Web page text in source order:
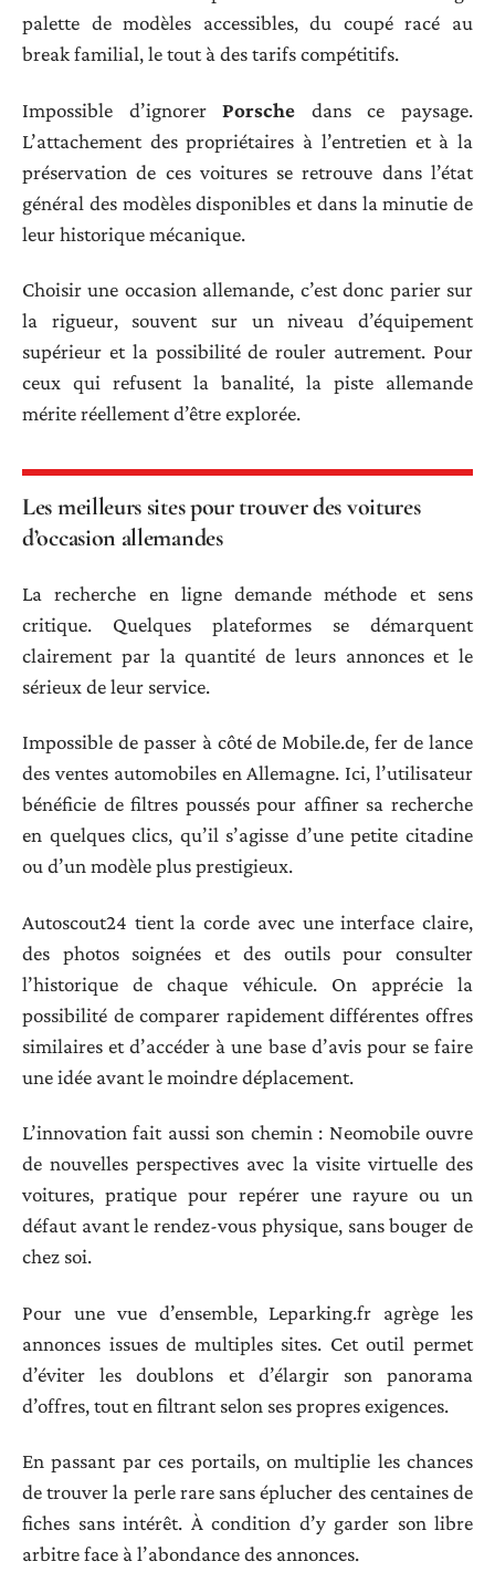
palette de modèles accessibles, du coupé racé au
break familial, le tout à des tarifs compétitifs.
Impossible d’ignorerPorsche dans ce paysage.
L’attachement des propriétaires à l’entretien et à la
préservation de ces voitures se retrouve dans l’état
général des modèles disponibles et dans la minutie de
leur historique mécanique.
Choisir une occasion allemande, c’est donc parier sur
la rigueur, souvent sur un niveau d’équipement
supérieur et la possibilité de rouler autrement. Pour
ceux qui refusent la banalité, la piste allemande
mérite réellement d’être explorée.
Les meilleurs sites pour trouver des voitures
d’occasion allemandes
La recherche en ligne demande méthode et sens
critique. Quelques plateformes se démarquent
clairement par la quantité de leurs annonces et le
sérieux de leur service.
Impossible de passer à côté de Mobile.de, fer de lance
des ventes automobiles en Allemagne. Ici, l’utilisateur
bénéficie de filtres poussés pour affiner sa recherche
en quelques clics, qu’il s’agisse d’une petite citadine
ou d’un modèle plus prestigieux.
Autoscout24 tient la corde avec une interface claire,
des photos soignées et des outils pour consulter
l’historique de chaque véhicule. On apprécie la
possibilité de comparer rapidement différentes offres
similaires et d’accéder à une base d’avis pour se faire
une idée avant le moindre déplacement.
L’innovation fait aussi son chemin : Neomobile ouvre
de nouvelles perspectives avec la visite virtuelle des
voitures, pratique pour repérer une rayure ou un
défaut avant le rendez-vous physique, sans bouger de
chez soi.
Pour une vue d’ensemble, Leparking.fr agrège les
annonces issues de multiples sites. Cet outil permet
d’éviter les doublons et d’élargir son panorama
d’offres, tout en filtrant selon ses propres exigences.
En passant par ces portails, on multiplie les chances
de trouver la perle rare sans éplucher des centaines de
fiches sans intérêt. À condition d’y garder son libre
arbitre face à l’abondance des annonces.